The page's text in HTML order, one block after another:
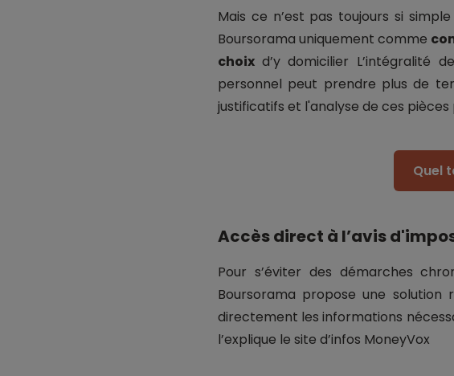
Mais ce n’est pas toujours si
Boursorama uniquement comme
choix d’y domicilier L’intégralité
personnel peut prendre plus de
justificatifs et l'analyse de ces
Quel
Accès direct à l’avis
Pour s’éviter des démarches
Boursorama propose une
directement les informations
l’explique le site d’infos MoneyVox